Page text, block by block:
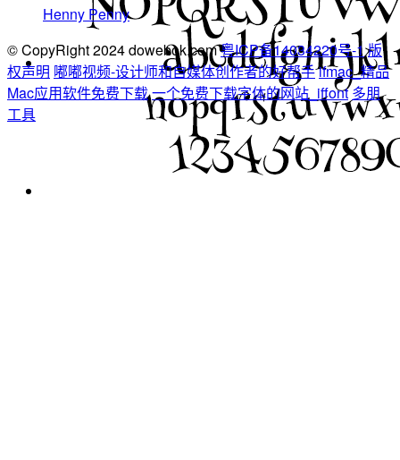
Henny Penny
© CopyRight 2024 dowebok.com粤ICP备14034220号-1 版
权声明 嘟嘟视频-设计师和自媒体创作者的好帮手ifmac_精品
Mac应用软件免费下载一个免费下载字体的网站_iffont 多朋
工具